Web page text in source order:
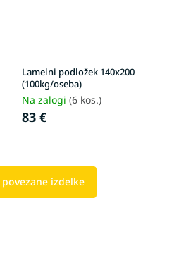
Lamelni podložek 140x200
(100kg/oseba)
Na zalogi (6 kos.)
83 €
izdelke